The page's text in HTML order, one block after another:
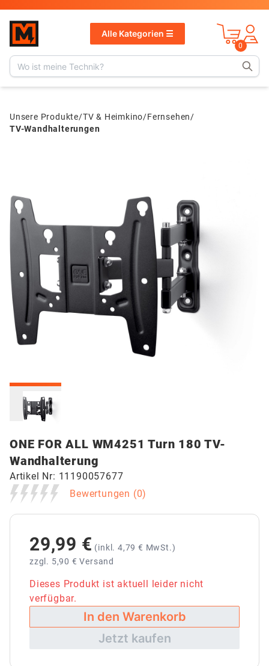
Alle Kategorien ☰
0
Unsere Produkte/TV & Heimkino/Fernsehen/
TV-Wandhalterungen
eaa8fb5f461b5a6abe16faca058227c6
ONE FOR ALL WM4251 Turn 180 TV-
Wandhalterung
Artikel Nr: 11190057677
Bewertungen (0)
29,99 € (inkl. 4,79 € MwSt.)
zzgl. 5,90 € Versand
Dieses Produkt ist aktuell leider nicht
verfügbar.
In den Warenkorb
Jetzt kaufen